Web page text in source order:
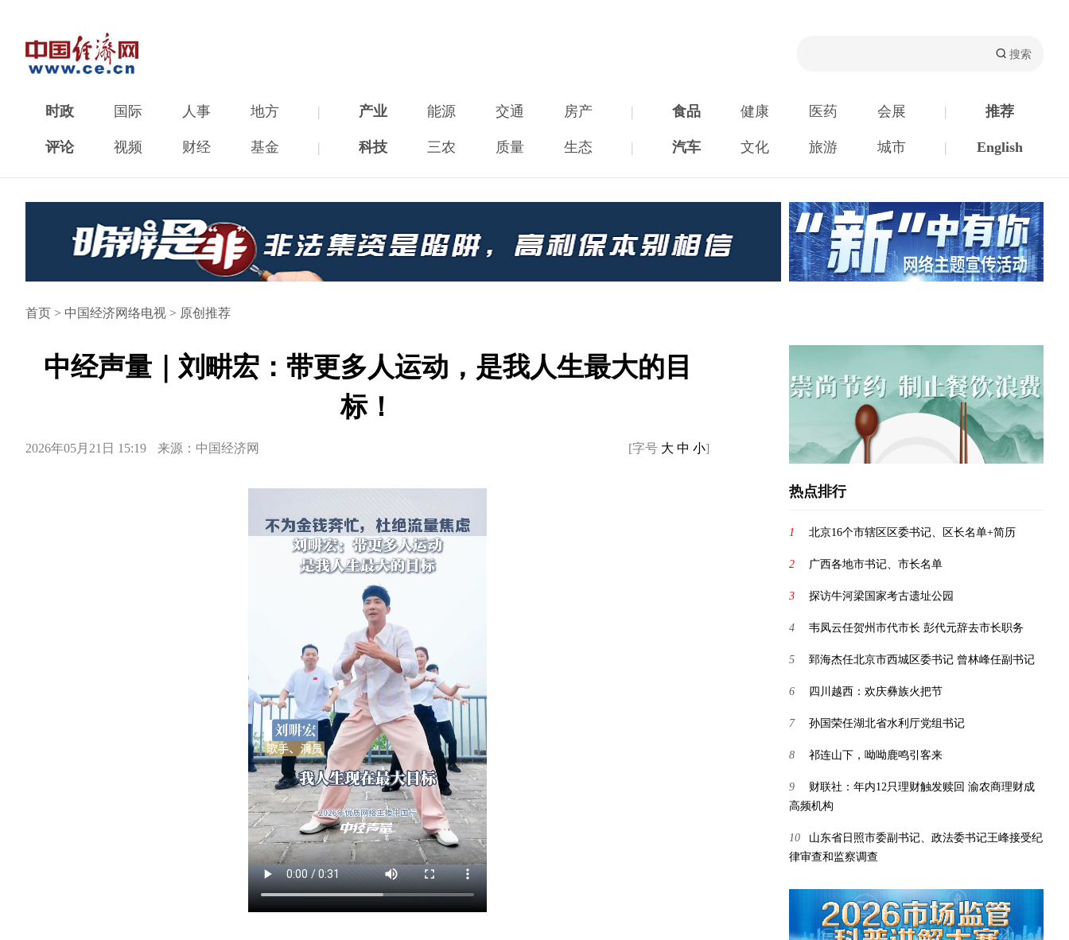
时政 国际 人事 地方 | 产业 能源 交通 房产 | 食品 健康 医药 会展 | 推荐
评论 视频 财经 基金 | 科技 三农 质量 生态 | 汽车 文化 旅游 城市 | English
首页 > 中国经济网络电视 > 原创推荐
中经声量｜刘畊宏：带更多人运动，是我人生最大的目
标！
2026年05月21日 15:19 来源：中国经济网 [字号 大 中 小]
热点排行
1 北京16个市辖区区委书记、区长名单+简历
2 广西各地市书记、市长名单
3 探访牛河梁国家考古遗址公园
4 韦凤云任贺州市代市长 彭代元辞去市长职务
5 郅海杰任北京市西城区委书记 曾林峰任副书记
6 四川越西：欢庆彝族火把节
7 孙国荣任湖北省水利厅党组书记
8 祁连山下，呦呦鹿鸣引客来
9
财联社：年内12只理财触发赎回 渝农商理财成
高频机构
10
山东省日照市委副书记、政法委书记王峰接受纪
律审查和监察调查